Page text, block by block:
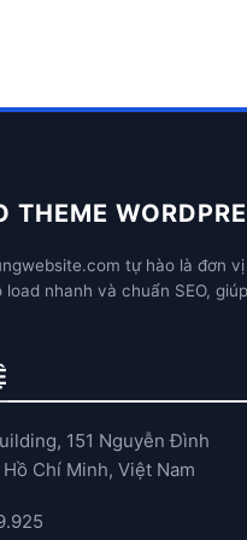
THEME
tự hào là đơn
load nhanh và chuẩn SEO,
151 Nguyễn Đình
Chí Minh, Việt Nam